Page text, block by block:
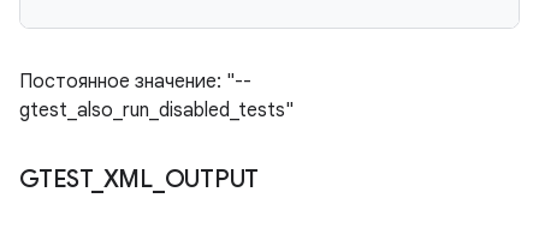
Постоянное значение: "--
gtest_also_run_disabled_tests"
GTEST_ XML_ OUTPUT